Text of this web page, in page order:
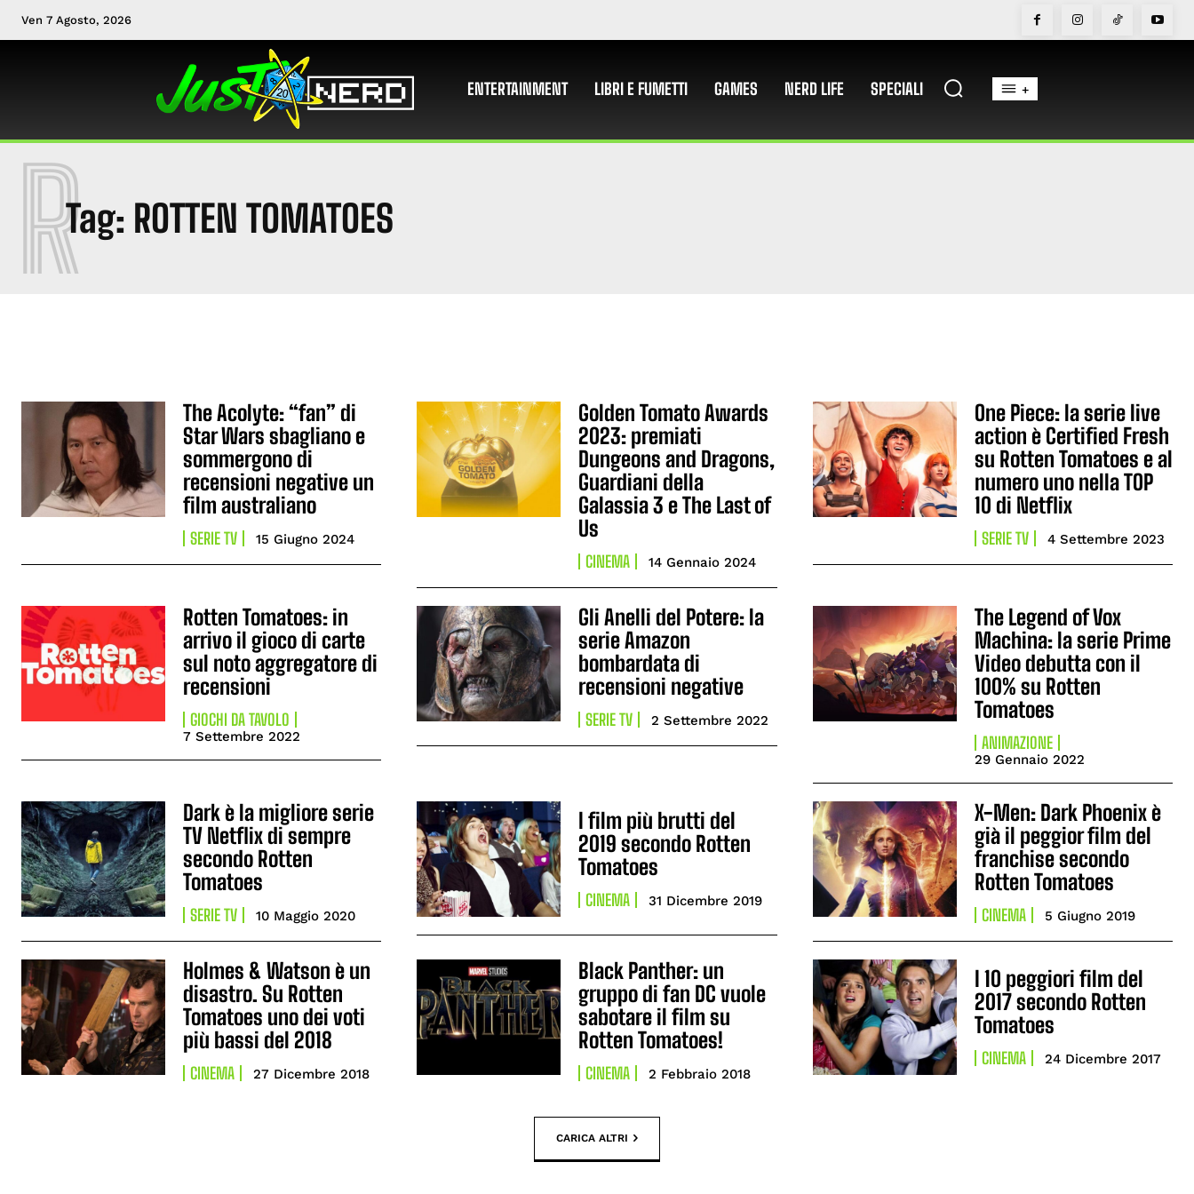
Ven 7 Agosto, 2026
ENTERTAINMENT LIBRI E FUMETTI GAMES NERD LIFE SPECIALI +
Tag: ROTTEN TOMATOES
R
The Acolyte: “fan” di
Star Wars sbagliano e
sommergono di
recensioni negative un
film australiano
SERIE TV 15 Giugno 2024
Golden Tomato Awards
2023: premiati
Dungeons and Dragons,
Guardiani della
Galassia 3 e The Last of
Us
CINEMA 14 Gennaio 2024
One Piece: la serie live
action è Certified Fresh
su Rotten Tomatoes e al
numero uno nella TOP
10 di Netflix
SERIE TV 4 Settembre 2023
Rotten Tomatoes: in
arrivo il gioco di carte
sul noto aggregatore di
recensioni
GIOCHI DA TAVOLO
7 Settembre 2022
Gli Anelli del Potere: la
serie Amazon
bombardata di
recensioni negative
SERIE TV 2 Settembre 2022
The Legend of Vox
Machina: la serie Prime
Video debutta con il
100% su Rotten
Tomatoes
ANIMAZIONE
29 Gennaio 2022
Dark è la migliore serie
TV Netflix di sempre
secondo Rotten
Tomatoes
SERIE TV 10 Maggio 2020
I film più brutti del
2019 secondo Rotten
Tomatoes
CINEMA 31 Dicembre 2019
X-Men: Dark Phoenix è
già il peggior film del
franchise secondo
Rotten Tomatoes
CINEMA 5 Giugno 2019
Holmes & Watson è un
disastro. Su Rotten
Tomatoes uno dei voti
più bassi del 2018
CINEMA 27 Dicembre 2018
Black Panther: un
gruppo di fan DC vuole
sabotare il film su
Rotten Tomatoes!
CINEMA 2 Febbraio 2018
I 10 peggiori film del
2017 secondo Rotten
Tomatoes
CINEMA 24 Dicembre 2017
CARICA ALTRI